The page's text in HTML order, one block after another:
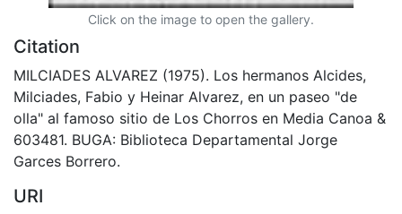
Click on the image to open the gallery.
Citation
MILCIADES ALVAREZ (1975). Los hermanos Alcides,
Milciades, Fabio y Heinar Alvarez, en un paseo "de
olla" al famoso sitio de Los Chorros en Media Canoa &
603481. BUGA: Biblioteca Departamental Jorge
Garces Borrero.
URI